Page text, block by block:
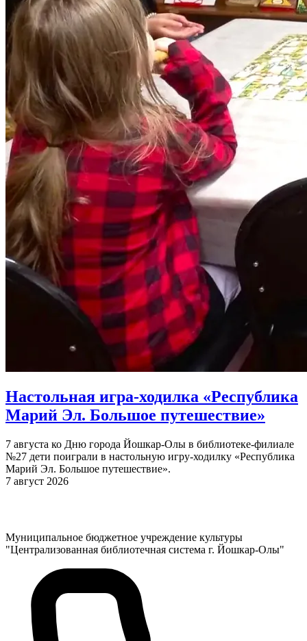
Настольная игра-ходилка «Республика
Марий Эл. Большое путешествие»
7 августа ко Дню города Йошкар-Олы в библиотеке-филиале
№27 дети поиграли в настольную игру-ходилку «Республика
Марий Эл. Большое путешествие».
7 август 2026
Муниципальное бюджетное учреждение культуры
"Централизованная библиотечная система г. Йошкар-Олы"